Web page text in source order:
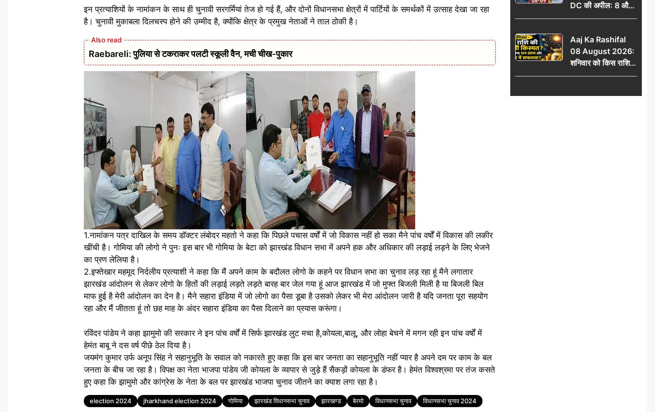
इन प्रत्याशियों के नामांकन के साथ ही चुनावी सरगर्मियां तेज हो गई हैं, और दोनों विधानसभा क्षेत्रों में पार्टियों के समर्थकों में उत्साह देखा जा रहा
है। चुनावी मुकाबला दिलचस्प होने की उम्मीद है, क्योंकि क्षेत्र के प्रमुख नेताओं ने ताल ठोकी है।
Raebareli: पुलिया से टकराकर पलटी स्कूली वैन, मची चीख-पुकार
1.नामांकन पत्र दाखिल के समय डॉक्टर लंबोदर महतो ने कहा कि पिछले पचास वर्षों में जो विकास नहीं हो सका मैने पांच वर्षों में विकास की लकीर
खींची है। गोमिया की लोगो ने पुनः इस बार भी गोमिया के बेटा को झारखंड विधान सभा में अपने हक और अधिकार की लड़ाई लड़ने के लिए भेजने
का प्रण लेलिया है।
2.इफ्तेखार महमूद निर्दलीय प्रत्याशी ने कहा कि मैं अपने काम के बदौलत लोगो के कहने पर विधान सभा का चुनाव लड़ रहा हूं मैने लगातार
झारखंड आंदोलन से लेकर लोगो के हितों की लड़ाई लड़ते लड़ते बारह बार जेल गया हूं आज झारखंड में जो मुफ्त बिजली मिली है या बिजली बिल
माफ हुई है मेरी आंदोलन का देन है। मैने सहारा इंडिया में जो लोगो का पैसा डूबा है उसको लेकर भी मेरा आंदोलन जारी है यदि जनता पूरा सहयोग
रहा और मैं जीतता हूं तो छह माह के अंदर सहारा इंडिया का पैसा दिलाने का प्रयास करूंगा।
रविंदर पांडेय ने कहा झामुमो की सरकार ने इन पांच वर्षों में सिर्फ झारखंड लुट मचा है,कोयला,बालू, और लोहा बेचने में मगन रही इन पांच वर्षों में
हेमंत बाबू ने दस वर्ष पीछे ठेल दिया है।
जयमंग कुमार उर्फ अनूप सिंह ने सहानुभूति के सवाल को नकारते हुए कहा कि इस बार जनता का सहानुभूति नहीं प्यार है अपने दम पर काम के बल
जनता के बीच जा रहा है। विपक्ष का नेता भाजपा पांडेय जी कोयला के व्यापार से जुड़े हैं सैकड़ों कोयला के डंफर है। हेमंत विश्वश्रमा पर तंज कसते
हुए कहा कि झामुमो और कांग्रेस के नेता के बल पर झारखंड भाजपा चुनाव जीतने का क्याश लगा रहा है।
Tags
election 2024 jharkhand election 2024 गोमिया झारखंड विधानसभा चुनाव झारखण्ड बेरमो विधानसभा चुनाव विधानसभा चुनाव 2024
DC की अपील: 8 और
9 अगस्त को मतदान
में जुड़वाएं नाम
Aaj Ka Rashifal
08 August 2026:
शनिवार को किस राशि
की चमकेगी किस्मत,
और करियर में सफलता?